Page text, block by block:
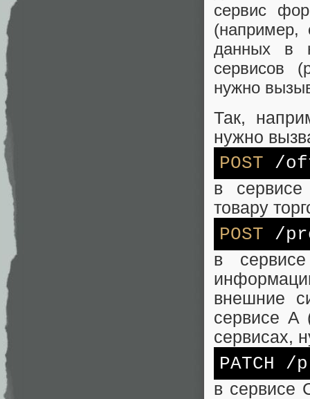
сервис
(например,
данных в
сервисов
нужно
Так,
нужно
POST /
в сервисе
товару
POST /
в
внешние
сервисе A
сервисах,
PATCH /
в сервисе